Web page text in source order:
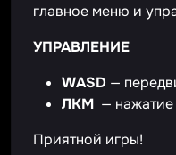
главное меню и
УПРАВЛЕНИЕ
WASD —
ЛКМ — нажатие
Приятной игры!